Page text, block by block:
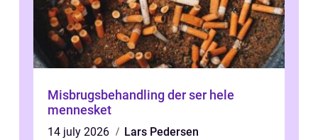
Misbrugsbehandling der ser hele
mennesket
14 july 2026
Lars Pedersen